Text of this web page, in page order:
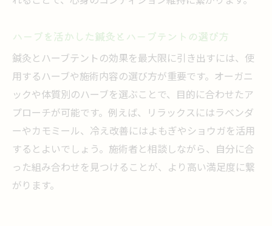
ハーブを活かした鍼灸とハーブテントの選び方
鍼灸とハーブテントの効果を最大限に引き出すには、使
用するハーブや施術内容の選び方が重要です。オーガニ
ックや体質別のハーブを選ぶことで、目的に合わせたア
プローチが可能です。例えば、リラックスにはラベンダ
ーやカモミール、冷え改善にはよもぎやショウガを活用
するとよいでしょう。施術者と相談しながら、自分に合
った組み合わせを見つけることが、より高い満足度に繋
がります。